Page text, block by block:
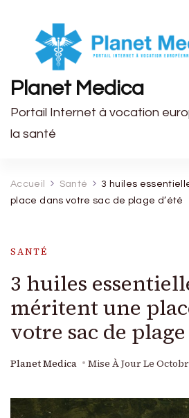
Planet Medica
Portail Internet à vocation
la santé
Accueil Santé
3 huiles
place dans votre sac de plage d’été
SANTÉ
3 huiles
méritent une
votre sac de plage
Planet Medica Mise À Jour Le